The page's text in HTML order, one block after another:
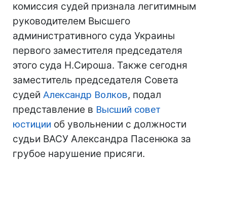
комиссия судей признала легитимным
руководителем Высшего
административного суда Украины
первого заместителя председателя
этого суда Н.Сироша. Также сегодня
заместитель председателя Совета
судей Александр Волков, подал
представление в Высший совет
юстиции об увольнении с должности
судьи ВАСУ Александра Пасенюка за
грубое нарушение присяги.